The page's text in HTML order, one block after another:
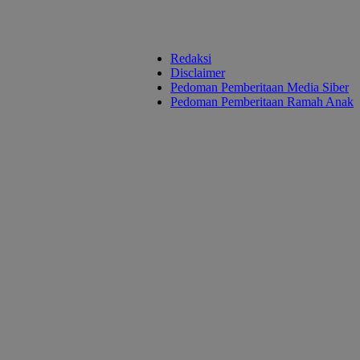
Redaksi
Disclaimer
Pedoman Pemberitaan Media Siber
Pedoman Pemberitaan Ramah Anak